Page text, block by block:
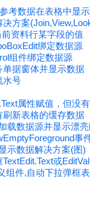
考数据在表格中显
方案
资料行某字段的值
绑定数据源
组件绑定数据源
据窗体并显示数据
水号
属性赋值，但没
新表格的缓存数据
载数据源并显示漂
事
示数据解决方案(图)
或
组件,自动下拉弹框